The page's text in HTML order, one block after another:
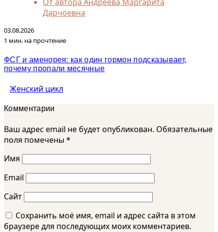
Дарчоевна
03.08.2026
1 мин. на прочтение
ФСГ и аменорея: как один гормон подсказывает,
почему пропали месячные
Женский цикл
Комментарии
Ваш адрес email не будет опубликован. Обязательные
поля помечены*
Имя
Email
Сайт
Сохранить моё имя, email и адрес сайта в этом
браузере для последующих моих комментариев.